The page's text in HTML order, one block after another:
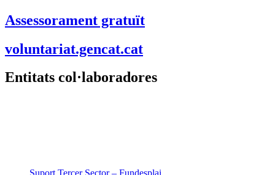
Assessorament gratuït
voluntariat.gencat.cat
Entitats col·laboradores